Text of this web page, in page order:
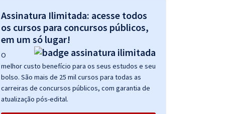
Assinatura Ilimitada: acesse todos
os cursos para concursos públicos,
em um só lugar!
O
melhor custo benefício para os seus estudos e seu
bolso. São mais de 25 mil cursos para todas as
carreiras de concursos públicos, com garantia de
atualização pós-edital.